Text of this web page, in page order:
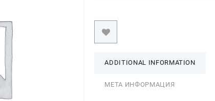
ADDITIONAL INFORMATION
МЕТА ИНФОРМАЦИЯ